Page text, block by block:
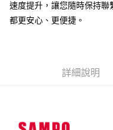
ATM付款
每筆NT$60，滿NT$699(含
速度提升，讓您隨時保持
都更安心、更便捷。
詳細說明